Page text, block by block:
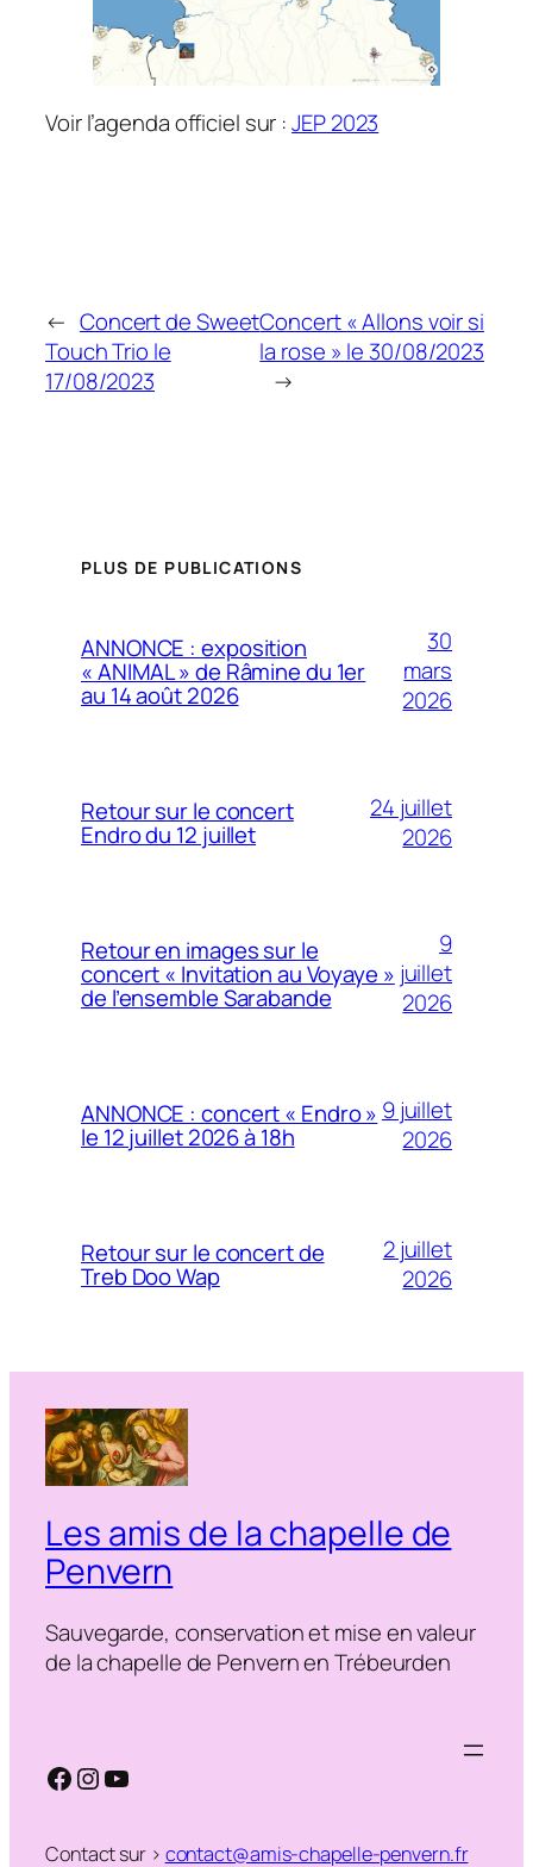
Voir l’agenda officiel sur :JEP 2023
← Concert de Sweet
Touch Trio le
17/08/2023
Concert « Allons voir si
la rose » le 30/08/2023
→
PLUS DE PUBLICATIONS
ANNONCE : exposition
« ANIMAL » de Râmine du 1er
au 14 août 2026
30
mars
2026
Retour sur le concert
Endro du 12 juillet
24 juillet
2026
Retour en images sur le
concert « Invitation au Voyaye »
de l’ensemble Sarabande
9
juillet
2026
ANNONCE : concert « Endro »
le 12 juillet 2026 à 18h
9 juillet
2026
Retour sur le concert de
Treb Doo Wap
2 juillet
2026
Les amis de la chapelle de
Penvern
Sauvegarde, conservation et mise en valeur
de la chapelle de Penvern en Trébeurden
Facebook
Instagram
YouTube
Contact sur > contact@amis-chapelle-penvern.fr